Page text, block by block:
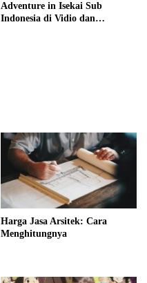
Adventure in Isekai Sub
Indonesia di Vidio dan
Harga Jasa Arsitek: Cara
Menghitungnya